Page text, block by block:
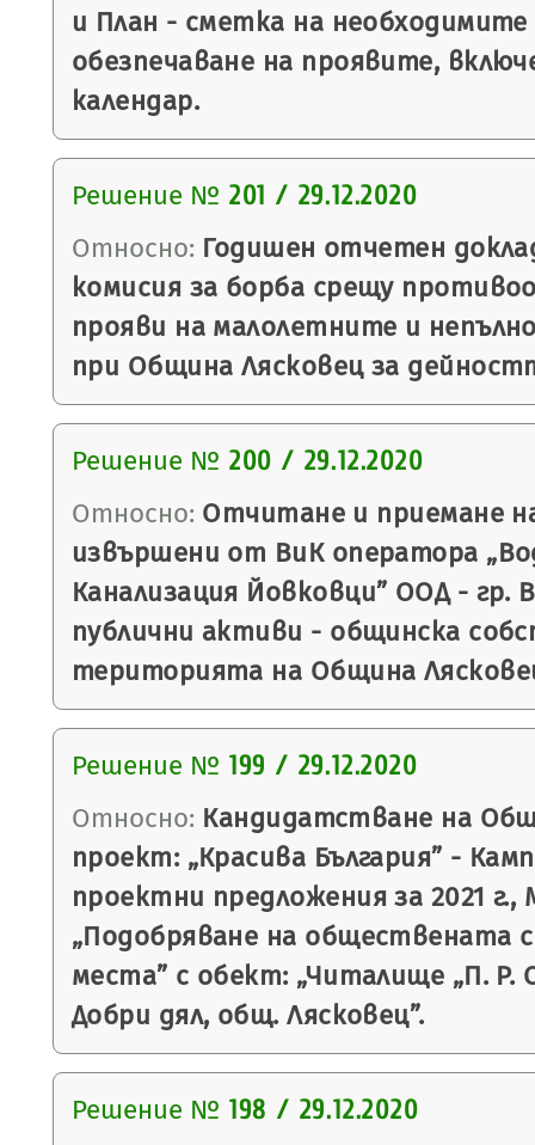
и План - сметка на необходимите
обезпечаване на проявите,
календар.
Решение № 201 / 29.12.2020
Относно: Годишен отчетен
комисия за борба срещу
прояви на малолетните и
при Община Лясковец за
Решение № 200 / 29.12.2020
Относно: Отчитане и приемане
извършени от ВиК оператора
Канализация Йовковци” ООД - гр.
публични активи - общинска
територията на Община
Решение № 199 / 29.12.2020
Относно: Кандидатстване на
проект: „Красива България” -
проектни предложения за 2021 г.,
„Подобряване на обществената
места” с обект: „Читалище „П. Р.
Добри дял, общ. Лясковец”.
Решение № 198 / 29.12.2020